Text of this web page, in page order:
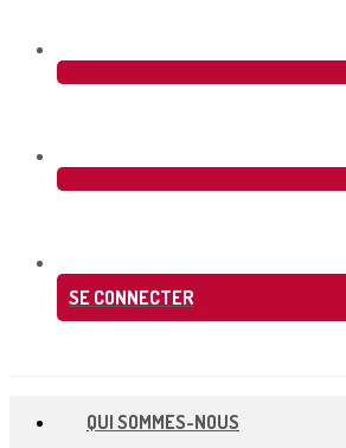
SE CONNECTER
QUI SOMMES-NOUS